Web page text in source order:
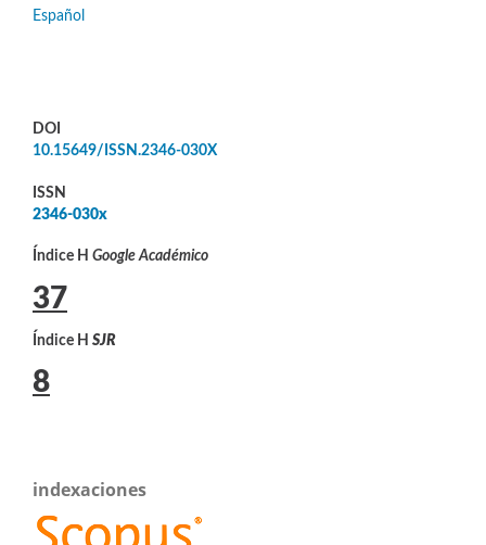
Español
DOI
10.15649/ISSN.2346-030X
ISSN
2346-030x
Índice H Google Académico
37
Índice H SJR
8
indexaciones